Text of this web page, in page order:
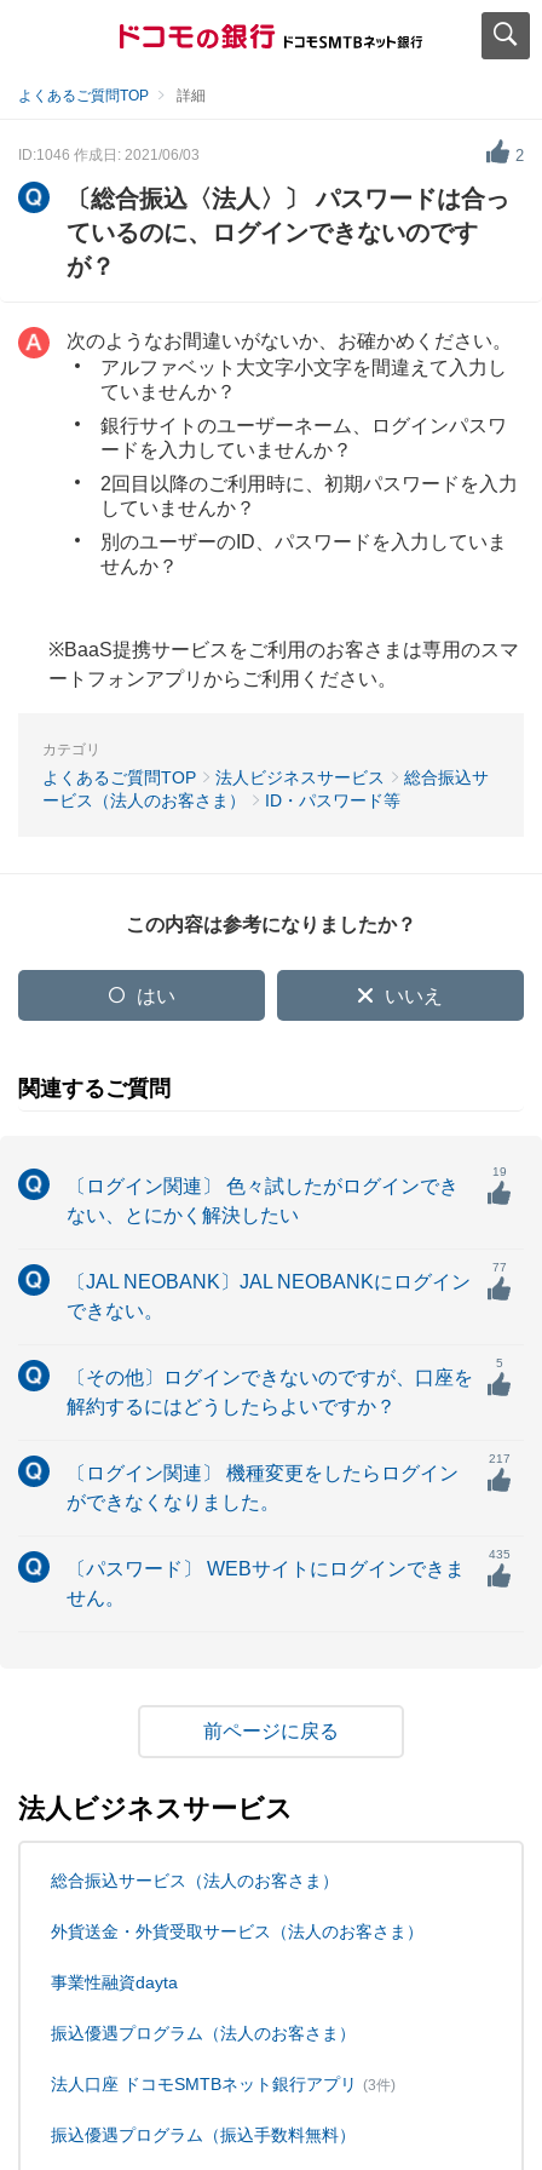
よくあるご質問TOP 詳細
ID:1046 作成日: 2021/06/03 2
〔総合振込〈法人〉〕 パスワードは合っ
ているのに、ログインできないのです
が？
次のようなお間違いがないか、お確かめください。
アルファベット大文字小文字を間違えて入力し
ていませんか？
銀行サイトのユーザーネーム、ログインパスワ
ードを入力していませんか？
2回目以降のご利用時に、初期パスワードを入力
していませんか？
別のユーザーのID、パスワードを入力していま
せんか？
※BaaS提携サービスをご利用のお客さまは専用のスマ
ートフォンアプリからご利用ください。
カテゴリ
よくあるご質問TOP 法人ビジネスサービス
総合振込サ
ービス（法人のお客さま）
ID・パスワード等
この内容は参考になりましたか？
はい いいえ
関連するご質問
〔ログイン関連〕 色々試したがログインでき
ない、とにかく解決したい
19
〔JAL NEOBANK〕JAL NEOBANKにログイン
できない。
77
〔その他〕ログインできないのですが、口座を
解約するにはどうしたらよいですか？
5
〔ログイン関連〕 機種変更をしたらログイン
ができなくなりました。
217
〔パスワード〕 WEBサイトにログインできま
せん。
435
戻る
法人ビジネスサービス
総合振込サービス（法人のお客さま）
外貨送金・外貨受取サービス（法人のお客さま）
事業性融資dayta
振込優遇プログラム（法人のお客さま）
法人口座 ドコモSMTBネット銀行アプリ (3件)
振込優遇プログラム（振込手数料無料）